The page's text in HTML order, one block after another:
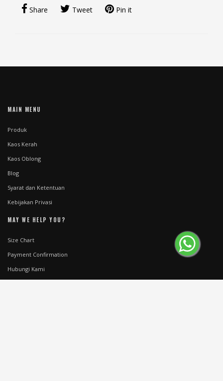
Share Tweet Pin it
MAIN MENU
Produk
Kaos Kerah
Kaos Oblong
Blog
Syarat dan Ketentuan
Kebijakan Privasi
MAY WE HELP YOU?
Size Chart
Payment Confirmation
Hubungi Kami